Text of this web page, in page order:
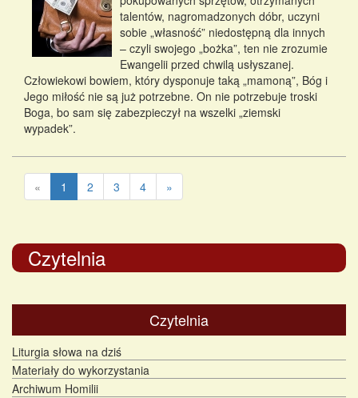
talentów, nagromadzonych dóbr, uczyni
sobie „własność” niedostępną dla innych
– czyli swojego „bożka”, ten nie zrozumie
Ewangelii przed chwilą usłyszanej.
Człowiekowi bowiem, który dysponuje taką „mamoną”, Bóg i
Jego miłość nie są już potrzebne. On nie potrzebuje troski
Boga, bo sam się zabezpieczył na wszelki „ziemski
wypadek”.
« 1 2 3 4 »
Czytelnia
Czytelnia
Liturgia słowa na dziś
Materiały do wykorzystania
Archiwum Homilii